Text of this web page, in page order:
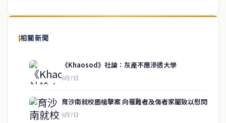
相關新聞
《Khaosod》社論：灰產不應滲透大學
8月7日
育沙南就校園槍擊案 向罹難者及傷者家屬致以慰問
8月7日
泰國中文新聞（TCN）是一家總部設於曼谷的中文新聞媒體，致力於
供即時、客觀、多元的中文新聞內容。